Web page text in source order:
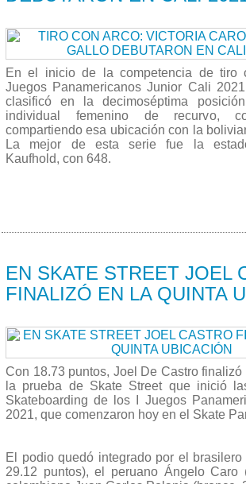
En el inicio de la competencia de tiro
Juegos Panamericanos Junior Cali
clasificó en la decimoséptima
individual femenino de recurvo,
compartiendo esa ubicación con la
La mejor de esta serie fue la
Kaufhold, con 648.
EN SKATE STREET JOEL
FINALIZÓ EN LA QUINTA
Con 18.73 puntos, Joel De Castro
la prueba de Skate Street que inició
Skateboarding de los I Juegos
2021, que comenzaron hoy en el Skate
El podio quedó integrado por el
29.12 puntos), el peruano Ángelo Caro